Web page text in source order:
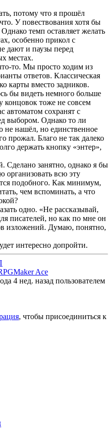
потому что я прошёл
У повествования хотя бы
темп оставляет желать
особенно прикол с
дают и паузы перед
местах.
то. Мы просто ходим из
ответов. Классическая
карты вместо задников.
бы видеть немного больше
концовок тоже не совсем
автоматом сохранят с
выбором. Однако то ли
не нашёл, но единственное
прожал. Благо не так далеко
держать кнопку «энтер»,
Сделано занятно, однако я бы
организовать всю эту
подобного. Как минимум,
чем вспоминать, а что
одно. «Не рассказывай,
писателей, но как по мне он
изложений. Думаю, понятно,
интересно допройти.
Ace
4 нед. назад пользователем
, чтобы присоединиться к